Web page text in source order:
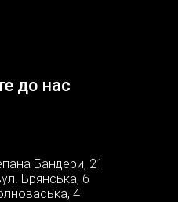
до нас
Бандери, 21
Брянська, 6
4